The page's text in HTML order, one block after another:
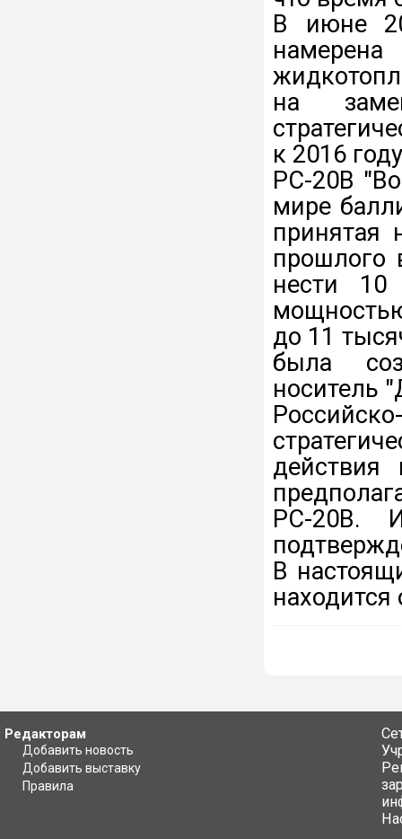
В июне
на
к 2016
РС-20В
мире
принятая
прошлого
нести 10
до 11
была
носитель
действия
РС-20В.
В
находится
Редакторам
Добавить новость
Добавить выставку
Правила